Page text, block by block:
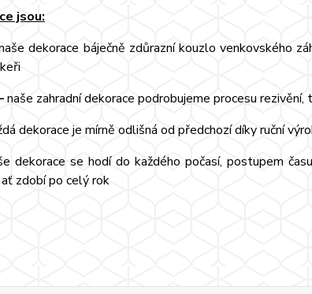
jsou:
dekorace báječně zdůrazní kouzlo venkovského
naše zahradní dekorace podrobujeme procesu
dekorace je mírně odlišná od předchozí díky ruční
dekorace se hodí do každého počasí, postupem
zdobí po celý rok